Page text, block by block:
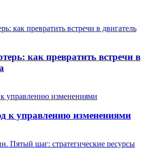
как превратить встречи в
к управлению изменениями